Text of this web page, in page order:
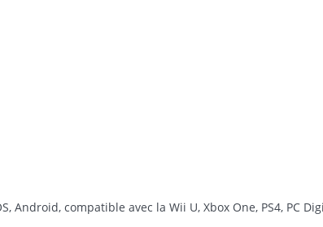
Android, compatible avec la Wii U, Xbox One, PS4, PC